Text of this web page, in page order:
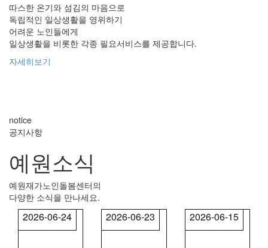
따스한 온기와 섬김의 마음으로
독립적인 일상생활을 영위하기
어려운 노인들에게
일상생활을 비롯한 각종 필요서비스를 제공합니다.
자세히보기
notice
공지사항
예원소식
예원재가노인돌봄센터의
다양한 소식을 만나세요.
2026-06-24 2026-06-23 2026-06-15